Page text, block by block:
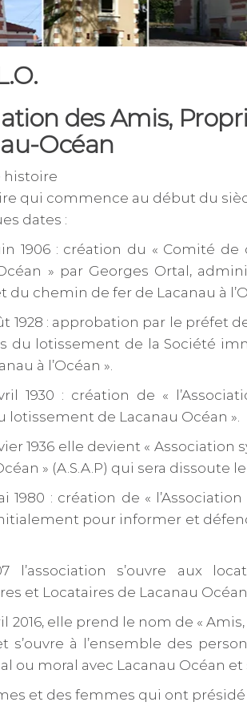
des Amis,
Océan
histoire
qui commence au début du
dates :
1906 : création du « Comité
» par Georges Ortal,
du chemin de fer de Lacanau à
1928 : approbation par le préfet
du lotissement de la Société
à l’Océan ».
1930 : création de «
lotissement de Lacanau Océan ».
1936 elle devient «
» (A.S.A.P) qui sera dissoute
1980 : création de «
pour informer et
l’association s’ouvre aux
et Locataires de Lacanau Océan
2016, elle prend le nom de «
s’ouvre à l’ensemble des
ou moral avec Lacanau Océan et
et des femmes qui ont